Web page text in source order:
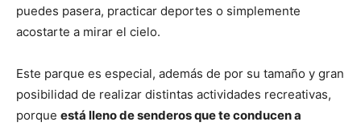
puedes pasera, practicar deportes o simplemente
acostarte a mirar el cielo.
Este parque es especial, además de por su tamaño y gran
posibilidad de realizar distintas actividades recreativas,
porque está lleno de senderos que te conducen a